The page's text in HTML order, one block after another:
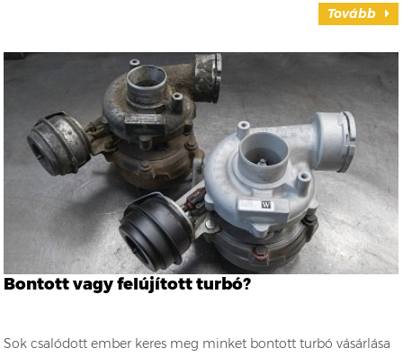
Tovább
Bontott vagy felújított turbó?
Sok csalódott ember keres meg minket bontott turbó vásárlása